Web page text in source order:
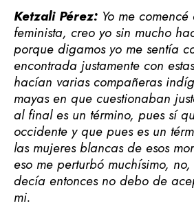
Ketzali Pérez: Yo me
feminista, creo yo sin mucho
porque digamos yo me sentía
encontrada justamente con
hacían varias compañeras
mayas en que cuestionaban
al final es un término, pues sí
occidente y que pues es un
las mujeres blancas de esos
eso me perturbó muchísimo,
decía entonces no debo de
mi.